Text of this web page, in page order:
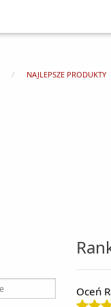
NAJLEPSZE PRODUKTY
Oceń